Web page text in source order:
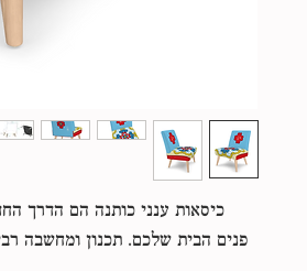
כיסאות ענני כותנה הם הדרך
פנים הבית שלכם. תכנון ומחשבה